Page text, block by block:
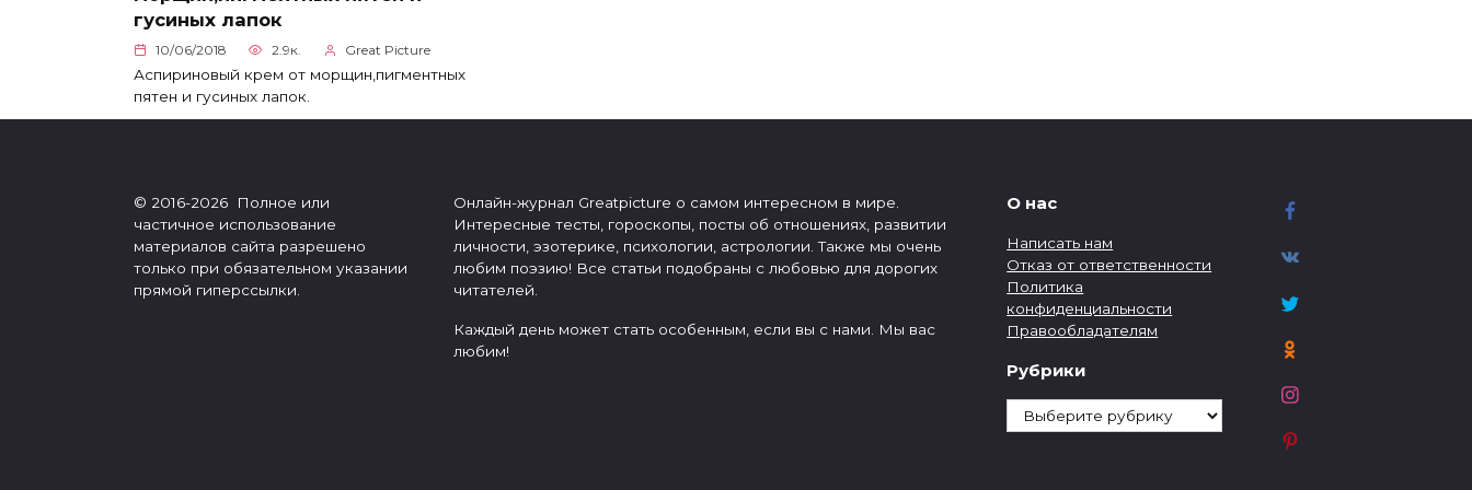
гусиных лапок
10/06/2018 2.9к. Great Picture
Аспириновый крем от морщин,пигментных
пятен и гусиных лапок.
© 2016-2026 Полное или
частичное использование
материалов сайта разрешено
только при обязательном указании
прямой гиперссылки.
Онлайн-журнал Greatpicture о самом интересном в мире.
Интересные тесты, гороскопы, посты об отношениях, развитии
личности, эзотерике, психологии, астрологии. Также мы очень
любим поэзию! Все статьи подобраны с любовью для дорогих
читателей.
Каждый день может стать особенным, если вы с нами. Мы вас
любим!
О нас
Написать нам
Отказ от ответственности
Политика
конфиденциальности
Правообладателям
Рубрики
Рубрики